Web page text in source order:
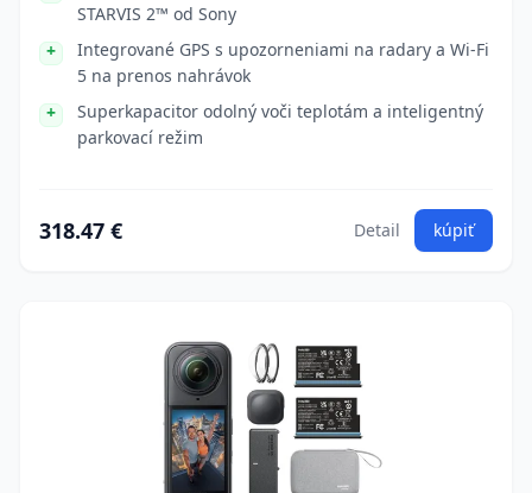
STARVIS 2™ od Sony
Integrované GPS s upozorneniami na radary a Wi-Fi
5 na prenos nahrávok
Superkapacitor odolný voči teplotám a inteligentný
parkovací režim
318.47 € Detail kúpiť